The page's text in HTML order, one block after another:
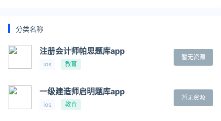
分类名称
注册会计师帕思题库app
ios 教育
暂无资源
一级建造师启明题库app
ios 教育
暂无资源